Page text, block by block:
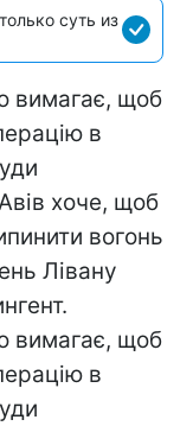
суть из
вимагає, щоб
в
хоче, щоб
вогонь
Лівану
вимагає, щоб
в